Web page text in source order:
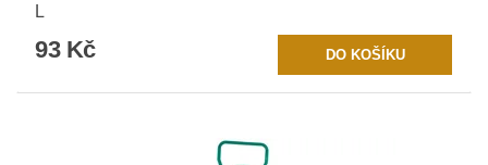
L
93 Kč